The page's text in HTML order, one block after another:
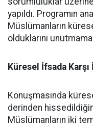
yapıldı. Programın
Müslümanların
olduklarını
Küresel İfsada
Konuşmasında
derinden
Müslümanların iki